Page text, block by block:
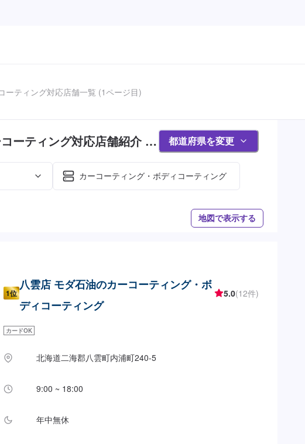
ーティング対応店舗一覧 (1ページ目)
ーティング対応店舗紹介 (1
都道府県を変更
カーコーティング・ボディコーティング
地図で表示する
1位
八雲店 モダ石油のカーコーティング・ボ
ディコーティング
5.0(12件)
カードOK
北海道二海郡八雲町内浦町240-5
9:00 ~ 18:00
年中無休